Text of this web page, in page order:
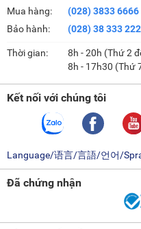
Mua hàng:
Bảo hành:
(028) 3833 6666
(028) 38 333 222
Thời gian:
8h - 20h (Thứ 2
8h - 17h30 (Thứ
Kết nối với chúng tôi
Language/语言/言語/언어/
Đã chứng nhận